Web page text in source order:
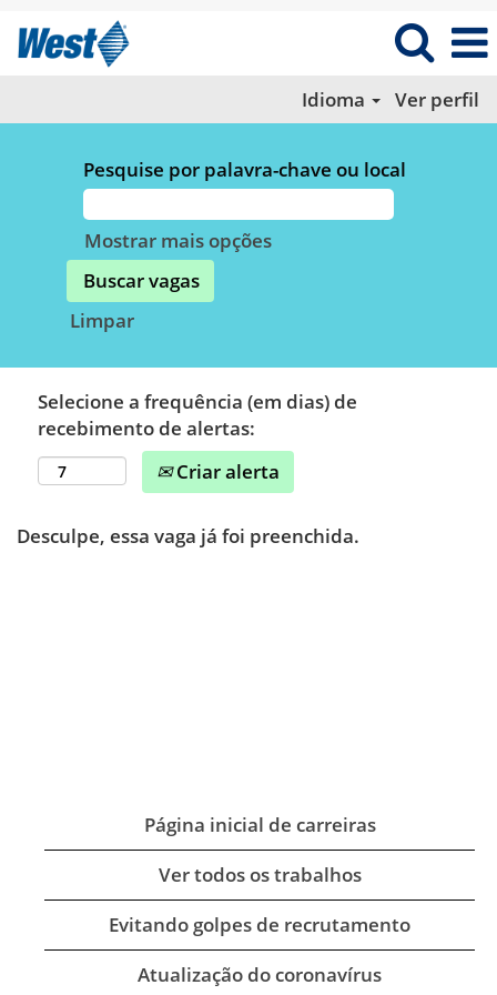
Idioma Ver perfil
Pesquise por palavra-chave ou local
Mostrar mais opções
Limpar
Selecione a frequência (em dias) de
recebimento de alertas:
Criar alerta
Desculpe, essa vaga já foi preenchida.
Página inicial de carreiras
Ver todos os trabalhos
Evitando golpes de recrutamento
Atualização do coronavírus